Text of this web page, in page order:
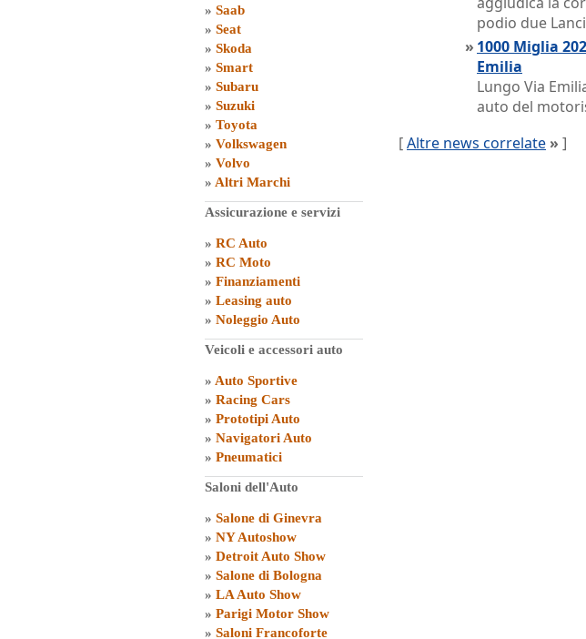
» Saab
» Seat
» Skoda
» Smart
» Subaru
» Suzuki
» Toyota
» Volkswagen
» Volvo
» Altri Marchi
Assicurazione e servizi
» RC Auto
» RC Moto
» Finanziamenti
» Leasing auto
» Noleggio Auto
Veicoli e accessori auto
» Auto Sportive
» Racing Cars
» Prototipi Auto
» Navigatori Auto
» Pneumatici
Saloni dell'Auto
» Salone di Ginevra
» NY Autoshow
» Detroit Auto Show
» Salone di Bologna
» LA Auto Show
» Parigi Motor Show
» Saloni Francoforte
podio due
» 1000 Miglia
Emilia
Lungo Via
auto del
[Altre news correlate » ]